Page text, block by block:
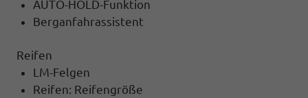
AUTO-HOLD-Funktion
Berganfahrassistent
Reifen
LM-Felgen
Reifen: Reifengröße